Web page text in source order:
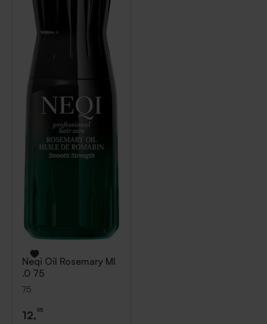
Neqi Oil Rosemary Ml
.0 75
75
12,95